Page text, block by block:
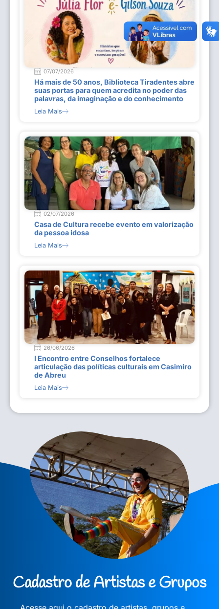
07/07/2026
Há mais de 50 anos, Biblioteca Tiradentes abre
suas portas para quem acredita no poder das
palavras, da imaginação e do conhecimento
Leia Mais
02/07/2026
Casa de Cultura recebe evento em valorização
da pessoa idosa
Leia Mais
26/06/2026
I Encontro entre Conselhos fortalece
articulação das políticas culturais em Casimiro
de Abreu
Leia Mais
Cadastro de Artistas e Grupos